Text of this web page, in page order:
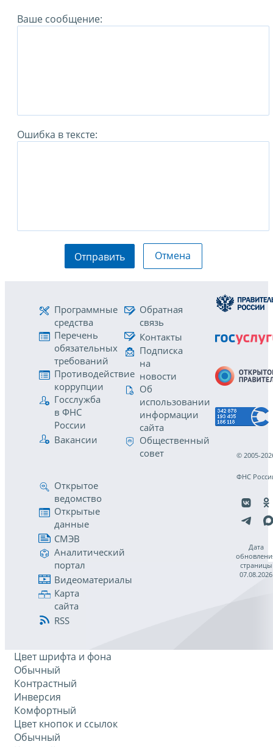
Ваше сообщение:
Ошибка в тексте:
Отправить Отмена
Программные
средства
Перечень
обязательных
требований
Противодействие
коррупции
Госслужба
в ФНС
России
Вакансии
Обратная
связь
Контакты
Подписка
на
новости
Об
использовании
информации
сайта
Общественный
совет
Открытое
ведомство
Открытые
данные
СМЭВ
Аналитический
портал
Видеоматериалы
Карта
сайта
RSS
© 2005-
ФНС
Дата
страницы
07.08.2026
Цвет шрифта и фона
Обычный
Контрастный
Инверсия
Комфортный
Цвет кнопок и ссылок
Обычный